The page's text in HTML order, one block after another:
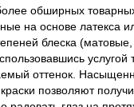
обширных
на основе латекса
блеска
услугой
оттенок.
позволяют